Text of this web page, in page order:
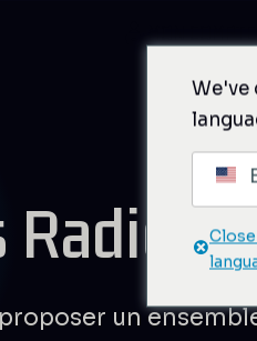
un
We've